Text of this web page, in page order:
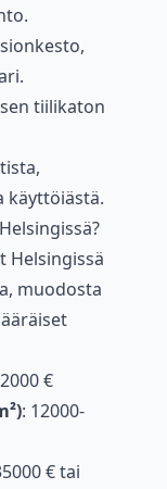
tiilikaton
käyttöiästä.
Helsingissä
muodosta
€
: 12000-
€ tai